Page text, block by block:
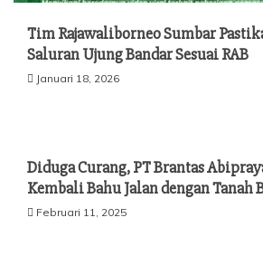
Tim Rajawaliborneo Sumbar
Saluran Ujung Bandar Sesuai RAB
Januari 18, 2026
Diduga Curang, PT Brantas
Kembali Bahu Jalan dengan
Februari 11, 2025